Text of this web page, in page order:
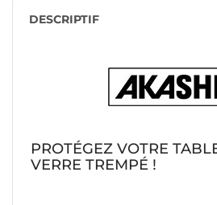
DESCRIPTIF
PROTÉGEZ VOTRE
VERRE TREMPÉ !